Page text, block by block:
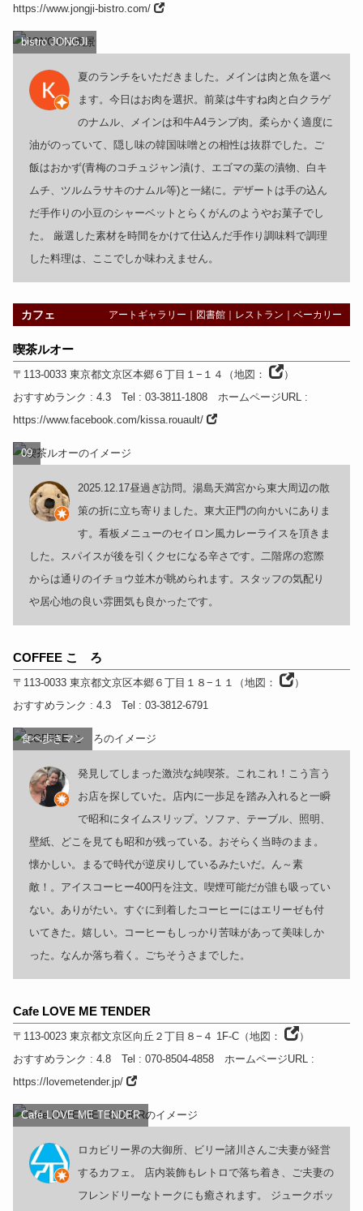
https://www.jongji-bistro.com/
bistro JONGJI
夏のランチをいただきました。メインは肉と魚を選べ
ます。今日はお肉を選択。前菜は牛すね肉と白クラゲ
のナムル、メインは和牛A4ランプ肉。柔らかく適度に
油がのっていて、隠し味の韓国味噌との相性は抜群でした。ご
飯はおかず(青梅のコチュジャン漬け、エゴマの葉の漬物、白キ
ムチ、ツルムラサキのナムル等)と一緒に。デザートは手の込ん
だ手作りの小豆のシャーベットとらくがんのようやお菓子でし
た。 厳選した素材を時間をかけて仕込んだ手作り調味料で調理
した料理は、ここでしか味わえません。
カフェ アートギャラリー 図書館 レストラン ｜ベーカリー
喫茶ルオー
〒113-0033 東京都文京区本郷６丁目１−１４ （地図：
）
おすすめランク : 4.3 Tel : 03-3811-1808 ホームページURL:
https://www.facebook.com/kissa.rouault/
09
2025.12.17昼過ぎ訪問。湯島天満宮から東大周辺の散
策の折に立ち寄りました。東大正門の向かいにありま
す。看板メニューのセイロン風カレーライスを頂きま
した。スパイスが後を引くクセになる辛さです。二階席の窓際
からは通りのイチョウ並木が眺められます。スタッフの気配り
や居心地の良い雰囲気も良かったです。
COFFEE こゝろ
〒113-0033 東京都文京区本郷６丁目１８−１１ （地図：
）
おすすめランク : 4.3 Tel : 03-3812-6791
食べ歩きマン
発見してしまった激渋な純喫茶。これこれ！こう言う
お店を探していた。店内に一歩足を踏み入れると一瞬
で昭和にタイムスリップ。ソファ、テーブル、照明、
壁紙、どこを見ても昭和が残っている。おそらく当時のまま。
懐かしい。まるで時代が逆戻りしているみたいだ。ん～素
敵！。アイスコーヒー400円を注文。喫煙可能だが誰も吸ってい
ない。ありがたい。すぐに到着したコーヒーにはエリーゼも付
いてきた。嬉しい。コーヒーもしっかり苦味があって美味しか
った。なんか落ち着く。ごちそうさまでした。
Cafe LOVE ME TENDER
〒113-0023 東京都文京区向丘２丁目８−４ 1F-C（地図：
）
おすすめランク : 4.8 Tel : 070-8504-4858 ホームページURL:
https://lovemetender.jp/
Cafe LOVE ME TENDER
ロカビリー界の大御所、ビリー諸川さんご夫妻が経営
するカフェ。 店内装飾もレトロで落ち着き、ご夫妻の
フレンドリーなトークにも癒されます。 ジュークボッ